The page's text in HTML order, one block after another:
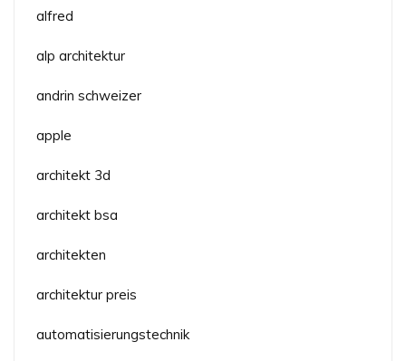
alfred
alp architektur
andrin schweizer
apple
architekt 3d
architekt bsa
architekten
architektur preis
automatisierungstechnik